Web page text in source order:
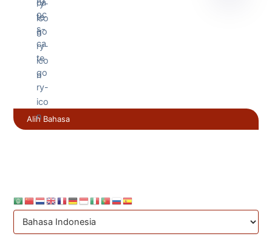
Alih Bahasa